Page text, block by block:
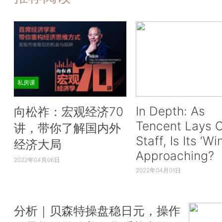
私房课
向松祚：宏观经济70
讲，带你了解国内外
经济大局
2022年04月06日
In Depth: As
Tencent Lays
Staff, Is Its
Approaching?
2022年04月01日
分析｜贝森特操盘稳日元，操作